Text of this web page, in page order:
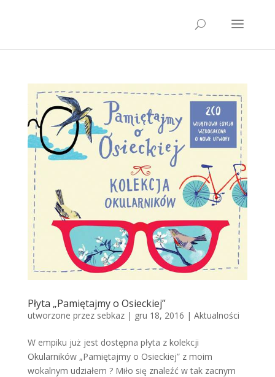
Płyta „Pamiętajmy o Osieckiej”
utworzone przez sebkaz| gru 18, 2016 | Aktualności
W empiku już jest dostępna płyta z kolekcji
Okularników „Pamiętajmy o Osieckiej” z moim
wokalnym udziałem ? Miło się znaleźć w tak zacnym